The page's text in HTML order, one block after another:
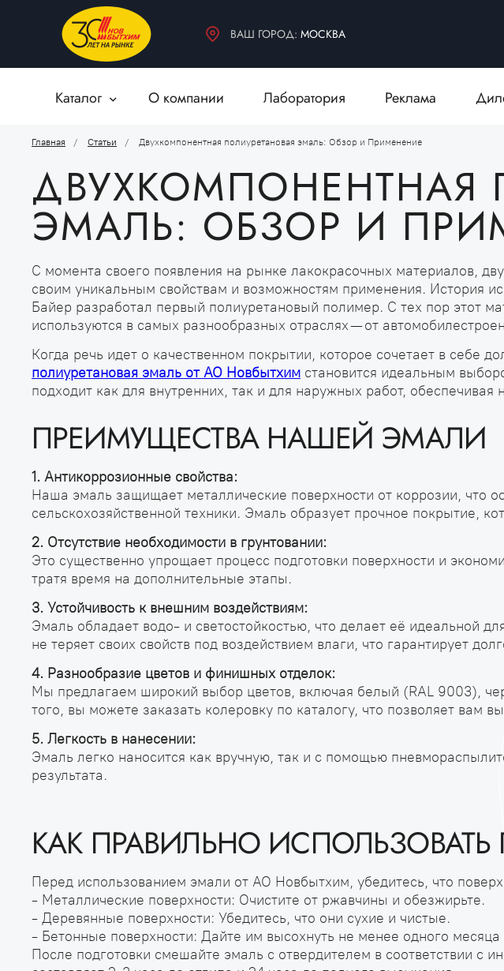
ВАШ ГОРОД: МОСКВА
Каталог
БЫТОВАЯ ХИМИЯ
ДЕКОРАТИВНЫЕ МАТЕРИАЛЫ
ВСПОМОГАТЕЛЬНЫЕ МАТЕРИАЛЫ
О компании
Лаборатория Реклама
Главная Статьи Двухкомпонентная полиуретановая эмаль: Обзор и Применение
ДВУХКОМПОНЕНТНАЯ
ЭМАЛЬ: ОБЗОР И
С момента своего появления на рынке лакокрасочных материалов,
своим уникальным свойствам и возможностям применения. История
Байер разработал первый полиуретановый полимер. С тех пор этот
используются в самых разнообразных отраслях — от
Когда речь идет о качественном покрытии, которое сочетает в себе
полиуретановая эмаль от АО Новбытхим становится идеальным
подходит как для внутренних, так и для наружных работ,
ПРЕИМУЩЕСТВА НАШЕЙ ЭМАЛИ
1. Антикоррозионные свойства:
Наша эмаль защищает металлические поверхности от коррозии, что
сельскохозяйственной техники. Эмаль образует прочное покрытие,
2. Отсутствие необходимости в грунтовании:
Это существенно упрощает процесс подготовки поверхности и
тратя время на дополнительные этапы.
3. Устойчивость к внешним воздействиям:
Эмаль обладает водо- и светостойкостью, что делает её идеальной
не теряет своих свойств под воздействием влаги, что гарантирует
4. Разнообразие цветов и финишных отделок:
Мы предлагаем широкий выбор цветов, включая белый (RAL 9003),
того, вы можете заказать колеровку по каталогу, что позволяет вам
5. Легкость в нанесении:
Эмаль легко наносится как вручную, так и с помощью
результата.
КАК ПРАВИЛЬНО
Перед использованием эмали от АО Новбытхим, убедитесь, что
- Металлические поверхности: Очистите от ржавчины и обезжирьте.
- Деревянные поверхности: Убедитесь, что они сухие и чистые.
- Бетонные поверхности: Дайте им высохнуть не менее одного месяца
После подготовки смешайте эмаль с отвердителем в соответствии с